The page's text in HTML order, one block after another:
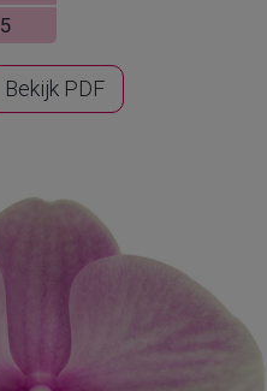
5
Bekijk PDF